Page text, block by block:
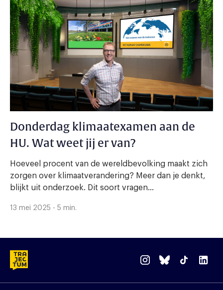
Donderdag klimaatexamen aan de
HU. Wat weet jij er van?
Hoeveel procent van de wereldbevolking maakt zich
zorgen over klimaatverandering? Meer dan je denkt,
blijkt uit onderzoek. Dit soort vragen...
13 mei 2025 - 5 min.